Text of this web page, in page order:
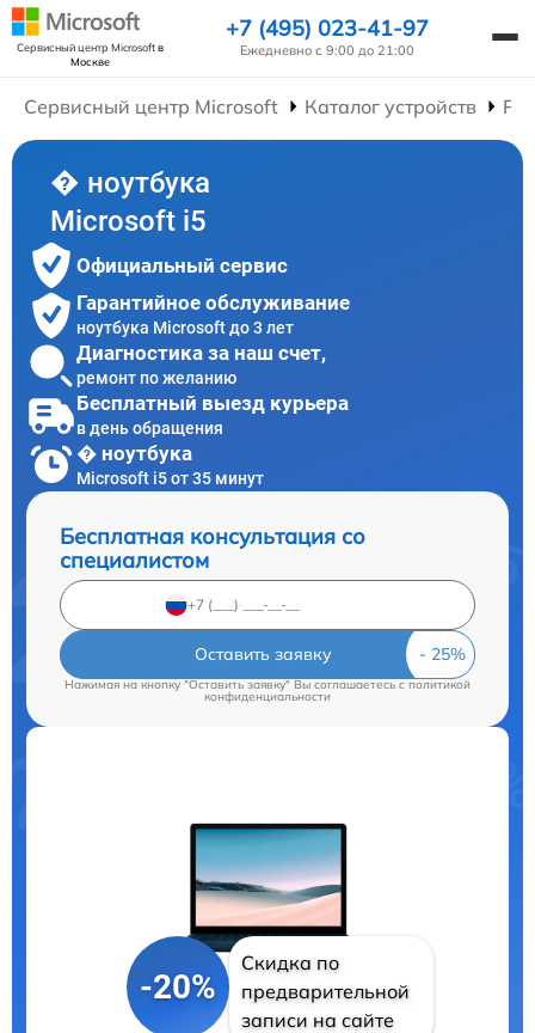
Сервисный центр Microsoftв
Москве
+7 (495) 023-41-97
Ежедневно с 9:00 до 21:00
Сервисный центр Microsoft Каталог устройств
� ноутбука
Microsoft i5
Официальный сервис
Гарантийное обслуживание
ноутбука Microsoft до 3 лет
Диагностика за наш счет,
ремонт по желанию
Бесплатный выезд курьера
в день обращения
� ноутбука
Microsoft i5 от 35 минут
Бесплатная консультация со
специалистом
Оставить заявку
Нажимая на кнопку "Оставить заявку" Вы соглашаетесь cполитикой
конфиденциальности
-20%
Скидка по
предварительной
записи на сайте